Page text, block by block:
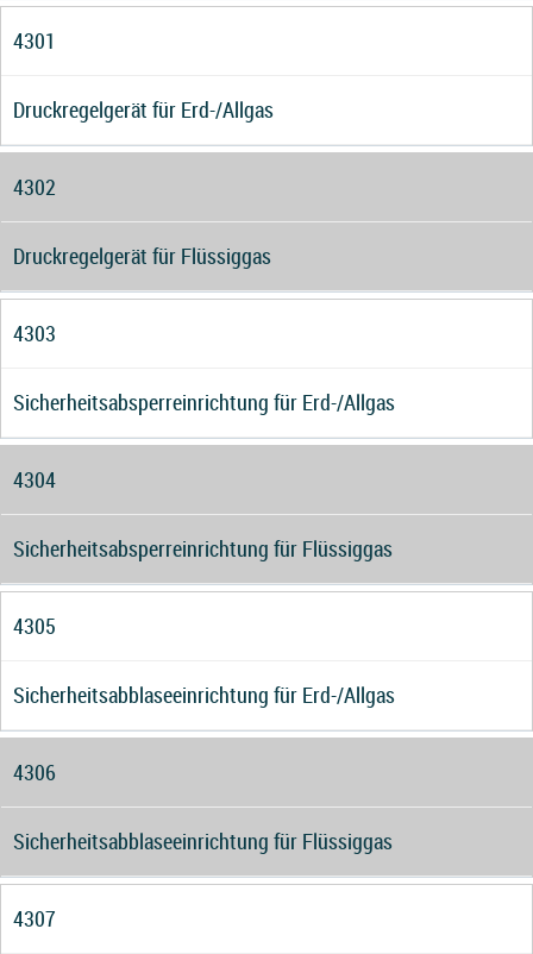
4301
Druckregelgerät für Erd-/Allgas
4302
Druckregelgerät für Flüssiggas
4303
Sicherheitsabsperreinrichtung für Erd-/Allgas
4304
Sicherheitsabsperreinrichtung für Flüssiggas
4305
Sicherheitsabblaseeinrichtung für Erd-/Allgas
4306
Sicherheitsabblaseeinrichtung für Flüssiggas
4307